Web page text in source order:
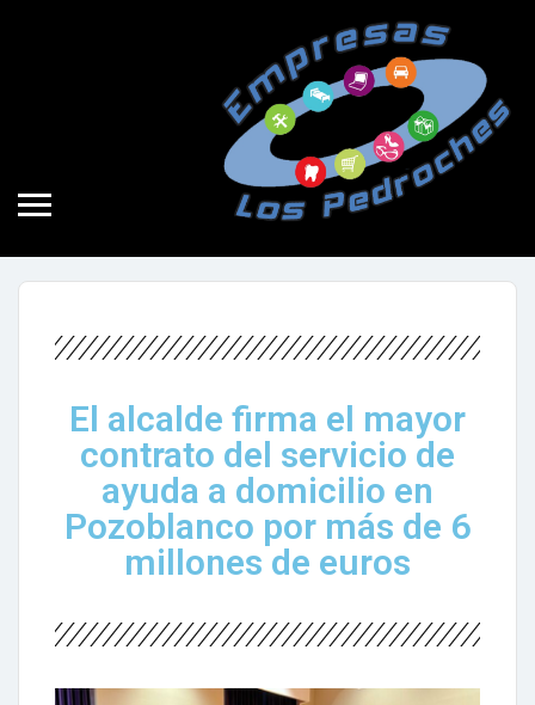
No hay comentarios
29 de diciembre de 2022
El alcalde firma el mayor
contrato del servicio de
ayuda a domicilio en
Pozoblanco por más de 6
millones de euros